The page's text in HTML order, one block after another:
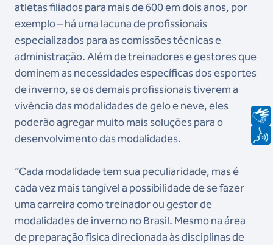
atletas filiados para mais de 600 em dois anos, por
exemplo – há uma lacuna de profissionais
especializados para as comissões técnicas e
administração. Além de treinadores e gestores que
dominem as necessidades específicas dos esportes
de inverno, se os demais profissionais tiverem a
vivência das modalidades de gelo e neve, eles
poderão agregar muito mais soluções para o
desenvolvimento das modalidades.
“Cada modalidade tem sua peculiaridade, mas é
cada vez mais tangível a possibilidade de se fazer
uma carreira como treinador ou gestor de
modalidades de inverno no Brasil. Mesmo na área
de preparação física direcionada às disciplinas de